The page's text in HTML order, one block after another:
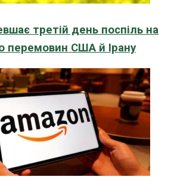
третій день поспіль на
перемовин США й Ірану